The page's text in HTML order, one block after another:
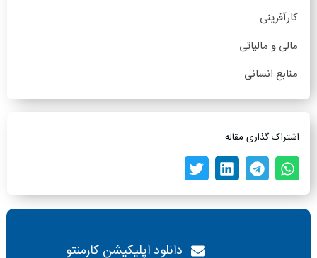
کارآفرینی
مالی و مالیاتی
منابع انسانی
اشتراک گذاری مقاله
دانلود اپلیکیشن کارمنتو